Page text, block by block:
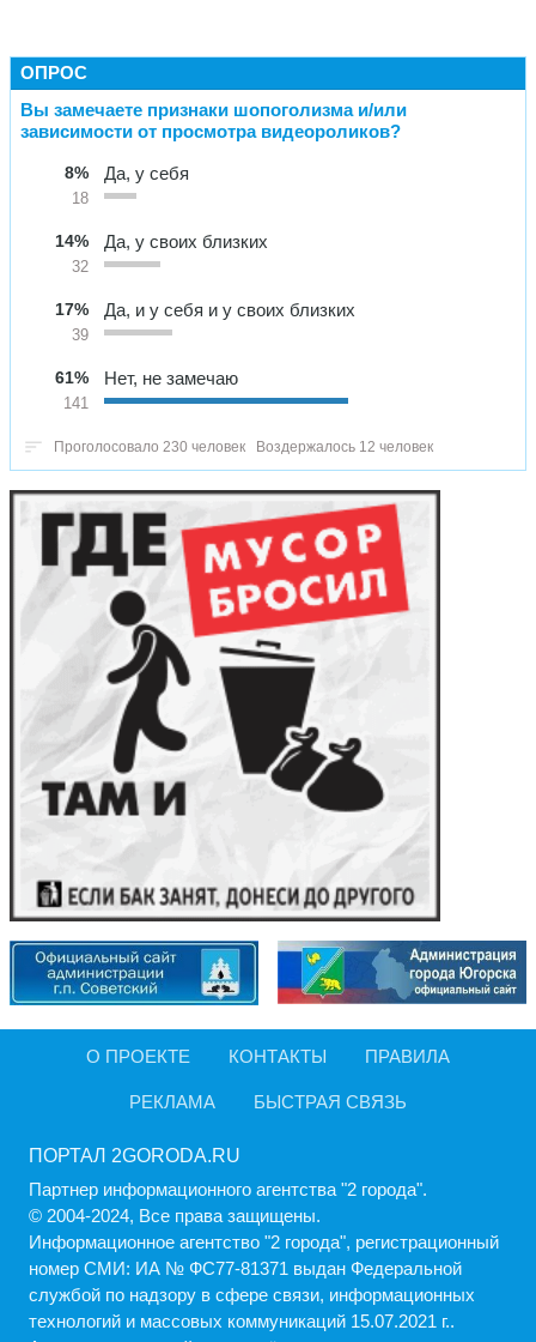
ОПРОС
Вы замечаете признаки шопоголизма и/или
зависимости от просмотра видеороликов?
8%
18
Да, у себя
14%
32
Да, у своих близких
17%
39
Да, и у себя и у своих близких
61%
141
Нет, не замечаю
Проголосовало 230 человек Воздержалось 12 человек
О ПРОЕКТЕ КОНТАКТЫ ПРАВИЛА
РЕКЛАМА БЫСТРАЯ СВЯЗЬ
ПОРТАЛ 2GORODA.RU
Партнер информационного агентства "2 города".
© 2004-2024, Все права защищены.
Информационное агентство "2 города", регистрационный
номер СМИ: ИА № ФС77-81371 выдан Федеральной
службой по надзору в сфере связи, информационных
технологий и массовых коммуникаций 15.07.2021 г..